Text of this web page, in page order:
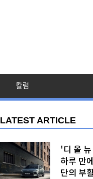
칼럼
LATEST ARTICLE
'디 올
하루 만
단의 부